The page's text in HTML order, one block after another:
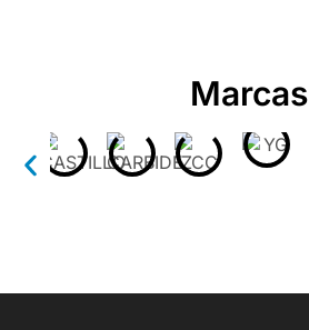
Marcas